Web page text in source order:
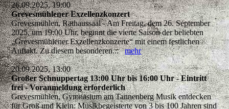
26.09.2025, 19:00
Grevesmühlener Exzellenzkonzert
Grevesmühlen, Rathaussaal - Am Freitag, dem 26. September
2025, um 19:00 Uhr, beginnt die vierte Saison der beliebten
„Grevesmühlener Exzellenzkonzerte“ mit einem festlichen
Auftakt. Zu diesem besonderen...mehr
20.09.2025, 13:00
Großer Schnuppertag 13:00 Uhr bis 16:00 Uhr - Eintritt
frei - Voranmeldung erforderlich
Grevesmühlen, Gymnasium am Tannenberg Musik entdecken
für Groß und Klein: Musikbegeisterte von 3 bis 100 Jahren sind